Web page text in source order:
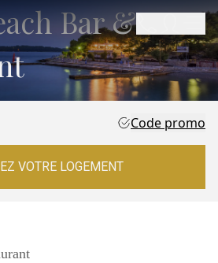
Bar &
Code promo
VOTRE LOGEMENT